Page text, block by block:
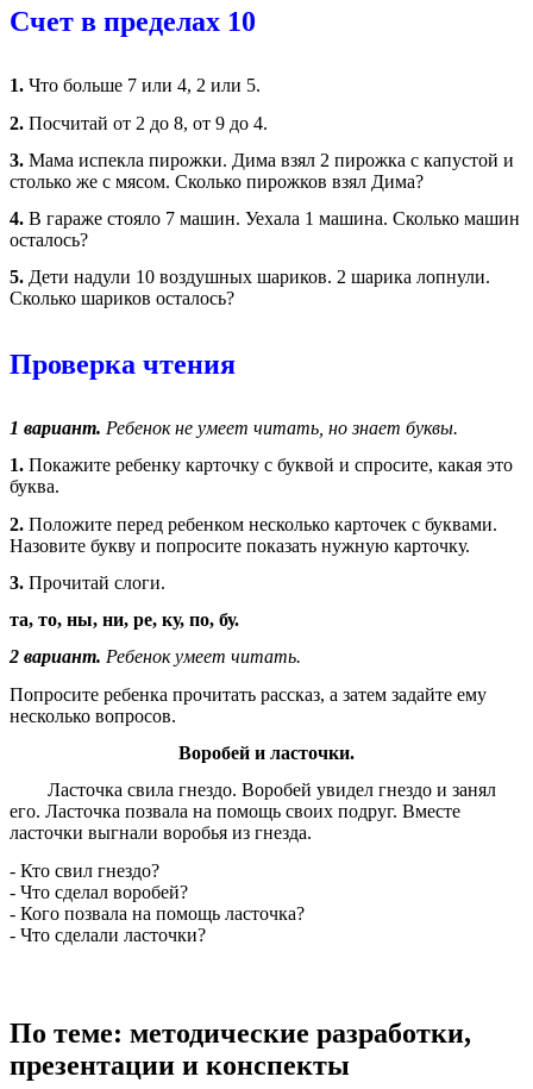
Счет в пределах 10
1. Что больше 7 или 4, 2 или 5.
2. Посчитай от 2 до 8, от 9 до 4.
3. Мама испекла пирожки. Дима взял 2 пирожка с капустой и
столько же с мясом. Сколько пирожков взял Дима?
4. В гараже стояло 7 машин. Уехала 1 машина. Сколько машин
осталось?
5. Дети надули 10 воздушных шариков. 2 шарика лопнули.
Сколько шариков осталось?
Проверка чтения
1 вариант. Ребенок не умеет читать, но знает буквы.
1. Покажите ребенку карточку с буквой и спросите, какая это
буква.
2. Положите перед ребенком несколько карточек с буквами.
Назовите букву и попросите показать нужную карточку.
3. Прочитай слоги.
та, то, ны, ни, ре, ку, по, бу.
2 вариант. Ребенок умеет читать.
Попросите ребенка прочитать рассказ, а затем задайте ему
несколько вопросов.
Воробей и ласточки.
Ласточка свила гнездо. Воробей увидел гнездо и занял
его. Ласточка позвала на помощь своих подруг. Вместе
ласточки выгнали воробья из гнезда.
- Кто свил гнездо?
- Что сделал воробей?
- Кого позвала на помощь ласточка?
- Что сделали ласточки?
По теме: методические разработки,
презентации и конспекты